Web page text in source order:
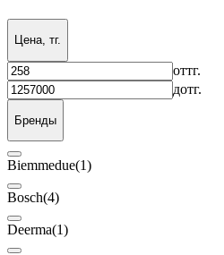
Цена, тг.
оттг.
дотг.
Бренды
Biemmedue(1)
Bosch(4)
Deerma(1)